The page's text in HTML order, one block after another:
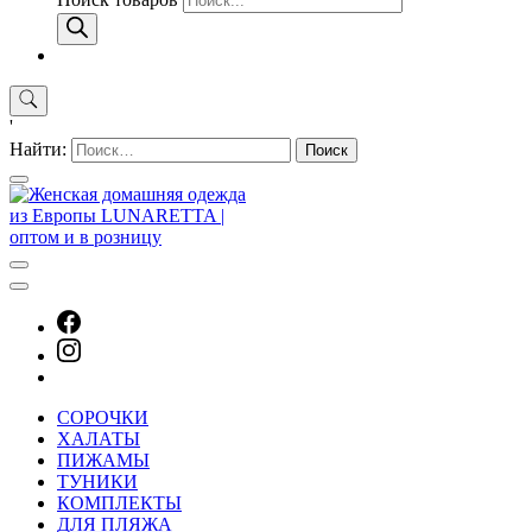
'
Найти:
СОРОЧКИ
ХАЛАТЫ
ПИЖАМЫ
ТУНИКИ
КОМПЛЕКТЫ
ДЛЯ ПЛЯЖА